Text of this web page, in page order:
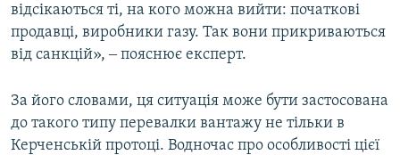
відсікаються ті, на кого можна вийти: початкові
продавці, виробники газу. Так вони прикриваються
від санкцій», ‒ пояснює експерт.
За його словами, ця ситуація може бути застосована
до такого типу перевалки вантажу не тільки в
Керченській протоці. Водночас про особливості цієї